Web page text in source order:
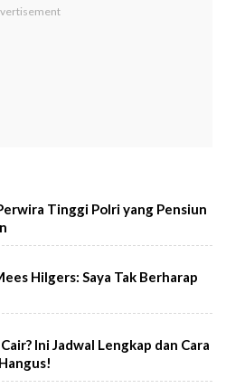
Tinggi Polri yang Pensiun
Hilgers: Saya Tak Berharap
Ini Jadwal Lengkap dan Cara